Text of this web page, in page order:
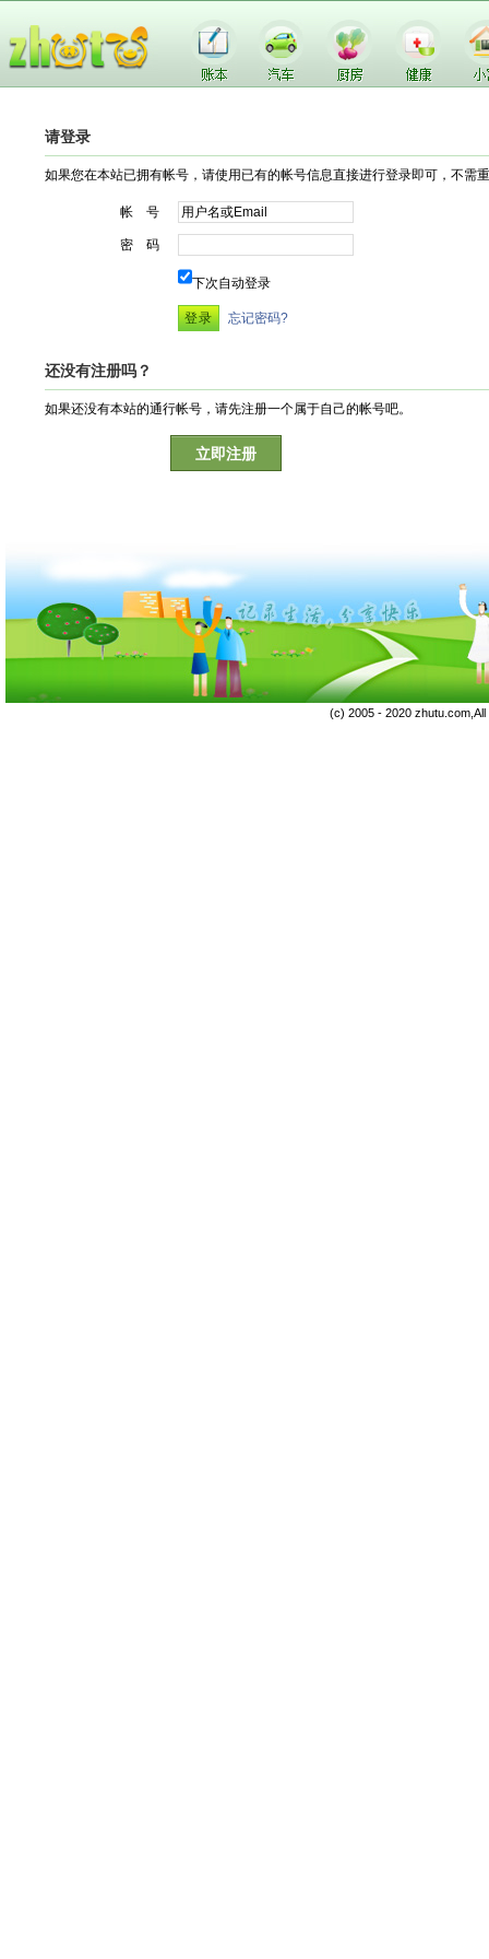
请登录
如果您在本站已拥有帐号，请使用已有的帐号信息直接进行登录即可，不需
帐 号
密 码
下次自动登录
忘记密码?
还没有注册吗？
如果还没有本站的通行帐号，请先注册一个属于自己的帐号吧。
立即注册
(c) 2005 - 2020